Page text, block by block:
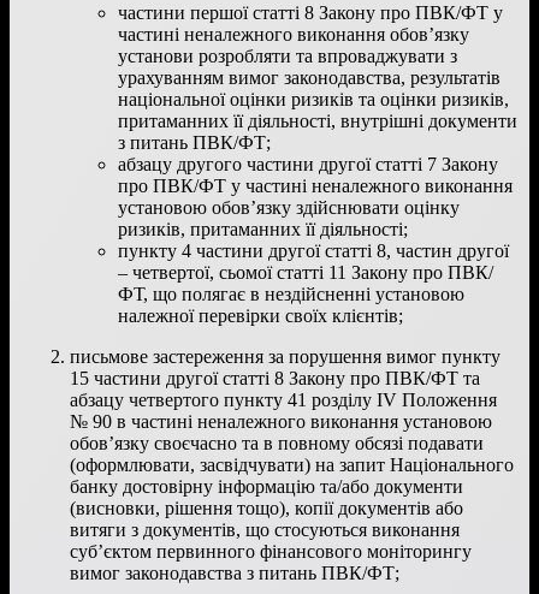
частини першої статті 8 Закону про ПВК/ФТ у
частині неналежного виконання обов’язку
установи розробляти та впроваджувати з
урахуванням вимог законодавства, результатів
національної оцінки ризиків та оцінки ризиків,
притаманних її діяльності, внутрішні документи
з питань ПВК/ФТ;
абзацу другого частини другої статті 7 Закону
про ПВК/ФТ у частині неналежного виконання
установою обов’язку здійснювати оцінку
ризиків, притаманних її діяльності;
пункту 4 частини другої статті 8, частин другої
– четвертої, сьомої статті 11 Закону про ПВК/
ФТ, що полягає в нездійсненні установою
належної перевірки своїх клієнтів;
письмове застереження за порушення вимог пункту
15 частини другої статті 8 Закону про ПВК/ФТ та
абзацу четвертого пункту 41 розділу IV Положення
№ 90 в частині неналежного виконання установою
обов’язку своєчасно та в повному обсязі подавати
(оформлювати, засвідчувати) на запит Національного
банку достовірну інформацію та/або документи
(висновки, рішення тощо), копії документів або
витяги з документів, що стосуються виконання
суб’єктом первинного фінансового моніторингу
вимог законодавства з питань ПВК/ФТ;